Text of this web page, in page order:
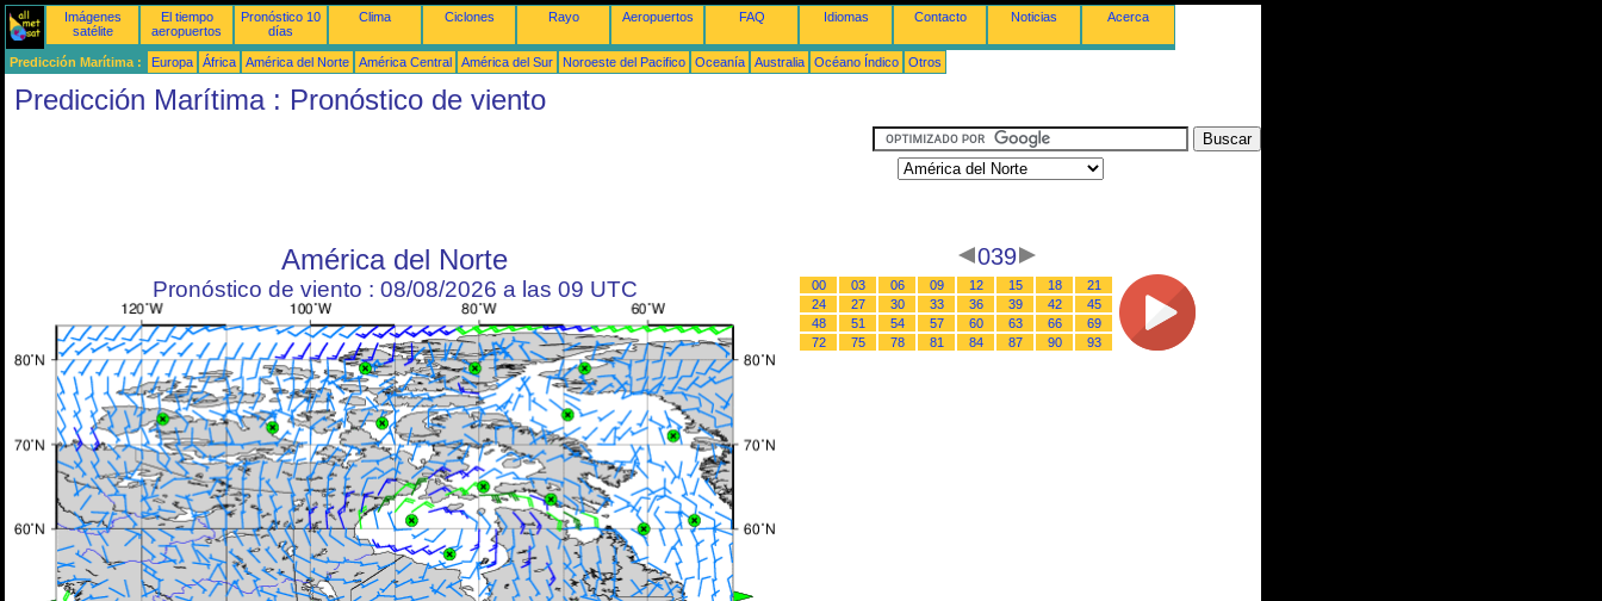
Imágenes
satélite
El tiempo
aeropuertos
Pronóstico 10
días
Clima Ciclones Rayo Aeropuertos FAQ Idiomas Contacto Noticias Acerca
Predicción Marítima : Europa África América del Norte América Central América del Sur Noroeste del Pacifico Oceanía Australia Océano Índico Otros
Predicción Marítima : Pronóstico de viento
América del Norte
Pronóstico de viento : 08/08/2026 a las 09 UTC
039
00 03 06 09 12 15 18
21
24
27 30 33 36 39 42
45
48
51 54 57 60 63 66
69
72
75 78 81 84 87 90 93